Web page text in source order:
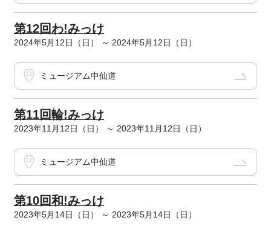
第12回わ!みっけ
2024年5月12日（日） ～ 2024年5月12日（日）
ミュージアム中仙道
第11回輪!みっけ
2023年11月12日（日） ～ 2023年11月12日（日）
ミュージアム中仙道
第10回和!みっけ
2023年5月14日（日） ～ 2023年5月14日（日）